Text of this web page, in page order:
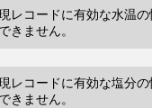
レコードに有効な水温
きません。
レコードに有効な塩分
きません。